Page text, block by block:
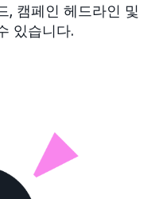
, 캠페인 헤드라인 및
있습니다.